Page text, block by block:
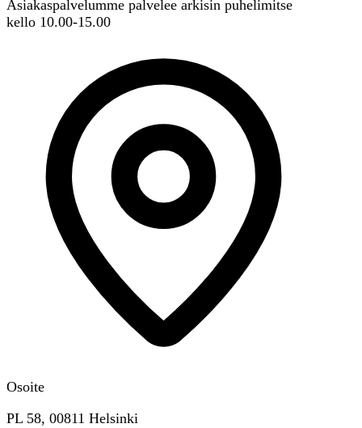
Asiakaspalvelumme palvelee arkisin puhelimitse
kello 10.00-15.00
Osoite
PL 58, 00811 Helsinki